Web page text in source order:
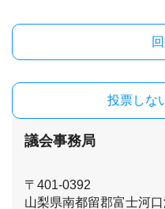
投票しな
議会事務局
〒401-0392
山梨県南都留郡富士河